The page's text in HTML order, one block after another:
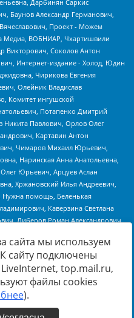
uploaded/files/reestr-
данные на22.03.2024
сайта мы используем
сайту подключены
top.mail.ru,
файлы cookies
).